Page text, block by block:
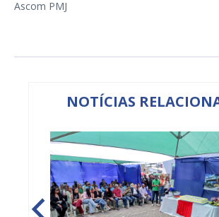
Ascom PMJ
NOTÍCIAS